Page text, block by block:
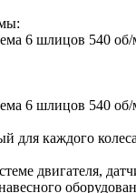
6 шлицов 540
6 шлицов 540
для каждого
двигателя,